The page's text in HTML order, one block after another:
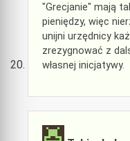
"Grecjanie" mają
pieniędzy, więc
unijni urzędnicy
zrezygnować z
własnej inicjatywy.